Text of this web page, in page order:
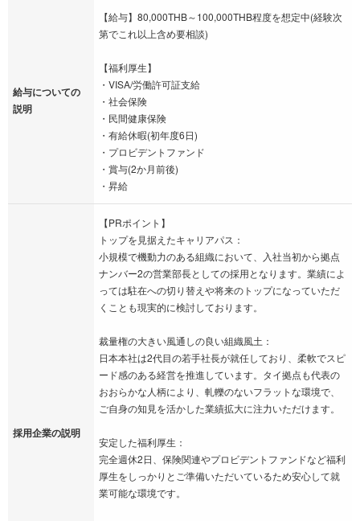
給与についての
説明
【給与】80,000THB～100,000THB程度を想定中(経験次
第でこれ以上含め要相談)
【福利厚生】
・VISA/労働許可証支給
・社会保険
・民間健康保険
・有給休暇(初年度6日)
・プロビデントファンド
・賞与(2か月前後)
・昇給
採用企業の説明
【PRポイント】
トップを見据えたキャリアパス：
小規模で機動力のある組織において、入社当初から拠点
ナンバー2の営業部長としての採用となります。業績によ
っては駐在への切り替えや将来のトップになっていただ
くことも現実的に検討しております。
裁量権の大きい風通しの良い組織風土：
日本本社は2代目の若手社長が就任しており、柔軟でスピ
ード感のある経営を推進しています。タイ拠点も代表の
おおらかな人柄により、軋轢のないフラットな環境で、
ご自身の知見を活かした業績拡大に注力いただけます。
安定した福利厚生：
完全週休2日、保険関連やプロビデントファンドなど福利
厚生をしっかりとご準備いただいているため安心して就
業可能な環境です。